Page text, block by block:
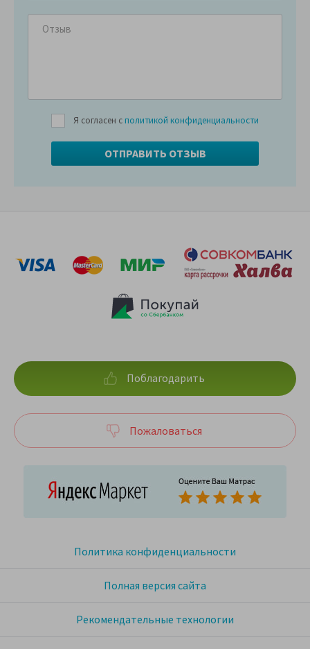
Я согласен с политикой конфиденциальности
Политика конфиденциальности
Полная версия сайта
Рекомендательные технологии
Поблагодарить
Пожаловаться